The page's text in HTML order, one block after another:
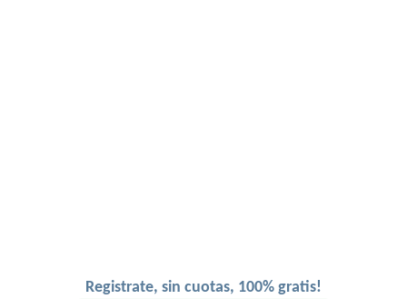
Registrate, sin cuotas, 100% gratis!